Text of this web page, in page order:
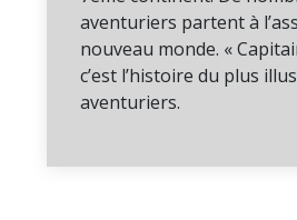
aventuriers partent à
nouveau monde. «
c’est l’histoire du plus
aventuriers.